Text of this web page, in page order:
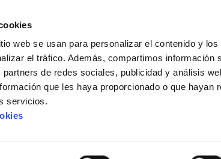
web se usan para personalizar el contenido y
el tráfico. Además, compartimos información
de redes sociales, publicidad y análisis
que les haya proporcionado o que hayan
servicios.